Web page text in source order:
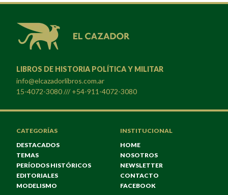
LIBROS DE HISTORIA POLÍTICA Y MILITAR
info@elcazadorlibros.com.ar
15-4072-3080 /// +54-911-4072-3080
CATEGORÍAS
DESTACADOS
TEMAS
PERÍODOS HISTÓRICOS
EDITORIALES
MODELISMO
INSTITUCIONAL
HOME
NOSOTROS
NEWSLETTER
CONTACTO
FACEBOOK